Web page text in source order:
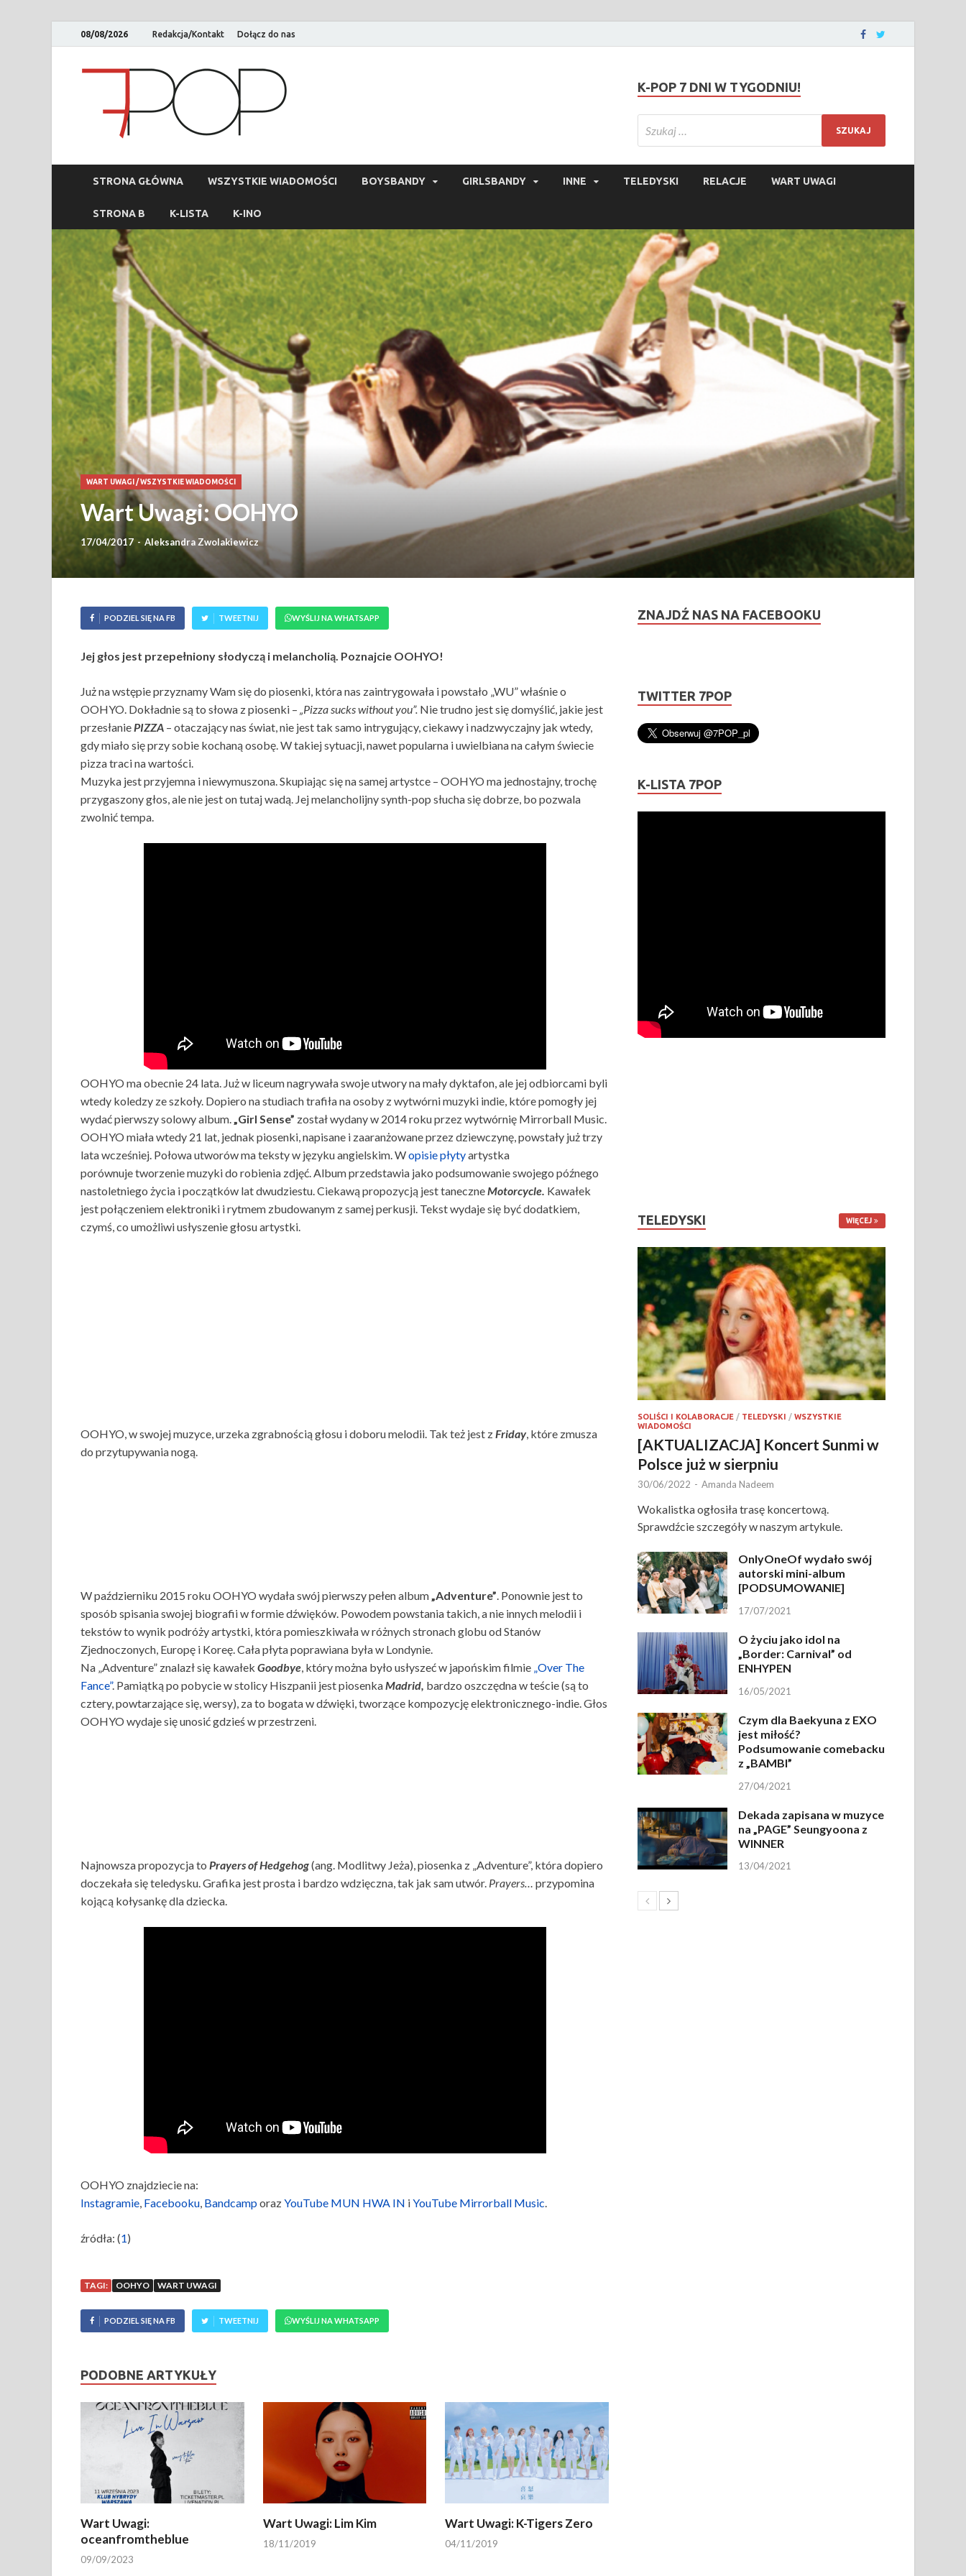
08/08/2026 Redakcja/Kontakt Dołącz do nas
K-POP 7 DNI W TYGODNIU!
STRONA GŁÓWNA WSZYSTKIE WIADOMOŚCI BOYSBANDY GIRLSBANDY INNE TELEDYSKI RELACJE WART UWAGI
STRONA B K-LISTA K-INO
WART UWAGI /WSZYSTKIE WIADOMOŚCI
Wart Uwagi: OOHYO
17/04/2017 - Aleksandra Zwolakiewicz
PODZIEL SIĘ NA FB TWEETNIJ WYŚLIJ NA WHATSAPP
Jej głos jest przepełniony słodyczą i melancholią. Poznajcie OOHYO!
Już na wstępie przyznamy Wam się do piosenki, która nas zaintrygowała i powstało „WU” właśnie o
OOHYO. Dokładnie są to słowa z piosenki – „Pizza sucks without you”. Nie trudno jest się domyślić, jakie jest
przesłaniePIZZA – otaczający nas świat, nie jest tak samo intrygujący, ciekawy i nadzwyczajny jak wtedy,
gdy miało się przy sobie kochaną osobę. W takiej sytuacji, nawet popularna i uwielbiana na całym świecie
pizza traci na wartości.
Muzyka jest przyjemna i niewymuszona. Skupiając się na samej artystce – OOHYO ma jednostajny, trochę
przygaszony głos, ale nie jest on tutaj wadą. Jej melancholijny synth-pop słucha się dobrze, bo pozwala
zwolnić tempa.
OOHYO ma obecnie 24 lata. Już w liceum nagrywała swoje utwory na mały dyktafon, ale jej odbiorcami byli
wtedy koledzy ze szkoły. Dopiero na studiach trafiła na osoby z wytwórni muzyki indie, które pomogły jej
wydać pierwszy solowy album.„Girl Sense” został wydany w 2014 roku przez wytwórnię Mirrorball Music.
OOHYO miała wtedy 21 lat, jednak piosenki, napisane i zaaranżowane przez dziewczynę, powstały już trzy
lata wcześniej. Połowa utworów ma teksty w języku angielskim. Wopisie płytyartystka
porównuje tworzenie muzyki do robienia zdjęć. Album przedstawia jako podsumowanie swojego późnego
nastoletniego życia i początków lat dwudziestu. Ciekawą propozycją jest taneczneMotorcycle. Kawałek
jest połączeniem elektroniki i rytmem zbudowanym z samej perkusji. Tekst wydaje się być dodatkiem,
czymś, co umożliwi usłyszenie głosu artystki.
OOHYO, w swojej muzyce, urzeka zgrabnością głosu i doboru melodii. Tak też jest zFriday, które zmusza
do przytupywania nogą.
W październiku 2015 roku OOHYO wydała swój pierwszy pełen album„Adventure”. Ponownie jest to
sposób spisania swojej biografii w formie dźwięków. Powodem powstania takich, a nie innych melodii i
tekstów to wynik podróży artystki, która pomieszkiwała w różnych stronach globu od Stanów
Zjednoczonych, Europę i Koreę. Cała płyta poprawiana była w Londynie.
Na „Adventure” znalazł się kawałek Goodbye, który można było usłyszeć w japońskim filmie „Over The
Fance”. Pamiątką po pobycie w stolicy Hiszpanii jest piosenkaMadrid, bardzo oszczędna w teście (są to
cztery, powtarzające się, wersy), za to bogata w dźwięki, tworzące kompozycję elektronicznego-indie. Głos
OOHYO wydaje się unosić gdzieś w przestrzeni.
Najnowsza propozycja to Prayers of Hedgehog(ang. Modlitwy Jeża), piosenka z „Adventure”, która dopiero
doczekała się teledysku. Grafika jest prosta i bardzo wdzięczna, tak jak sam utwór. Prayers… przypomina
kojącą kołysankę dla dziecka.
OOHYO znajdziecie na:
Instagramie, Facebooku, BandcamporazYouTube MUN HWA IN iYouTube Mirrorball Music.
źródła: (1)
TAGI: OOHYO WART UWAGI
PODZIEL SIĘ NA FB TWEETNIJ WYŚLIJ NA WHATSAPP
PODOBNE ARTYKUŁY
Wart Uwagi:
oceanfromtheblue
09/09/2023
Wart Uwagi: Lim Kim
18/11/2019
Wart Uwagi: K-Tigers Zero
04/11/2019
ZNAJDŹ NAS NA FACEBOOKU
TWITTER 7POP
K-LISTA 7POP
TELEDYSKI WIĘCEJ
SOLIŚCI I KOLABORACJE / TELEDYSKI /WSZYSTKIE
WIADOMOŚCI
[AKTUALIZACJA] Koncert Sunmi w
Polsce już w sierpniu
30/06/2022 - Amanda Nadeem
Wokalistka ogłosiła trasę koncertową.
Sprawdźcie szczegóły w naszym artykule.
OnlyOneOf wydało swój
autorski mini-album
[PODSUMOWANIE]
17/07/2021
O życiu jako idol na
„Border: Carnival” od
ENHYPEN
16/05/2021
Czym dla Baekyuna z EXO
jest miłość?
Podsumowanie comebacku
z „BAMBI”
27/04/2021
Dekada zapisana w muzyce
na „PAGE” Seungyoona z
WINNER
13/04/2021